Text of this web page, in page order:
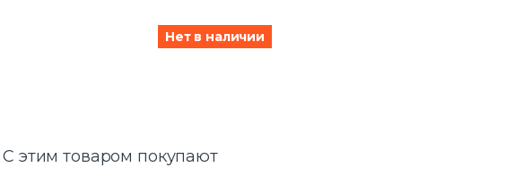
Нет в наличии
С этим товаром покупают